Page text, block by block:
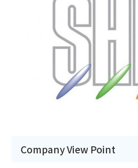
Company View Point